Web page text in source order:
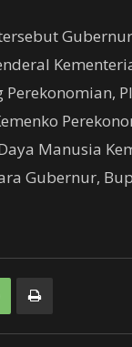
Manusia
Gubernur,